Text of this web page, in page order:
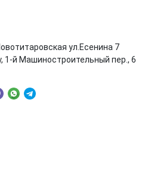
ул.Есенина 7
1-й Машиностроительный пер., 6